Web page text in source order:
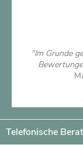
"Im Grunde
Telefonische